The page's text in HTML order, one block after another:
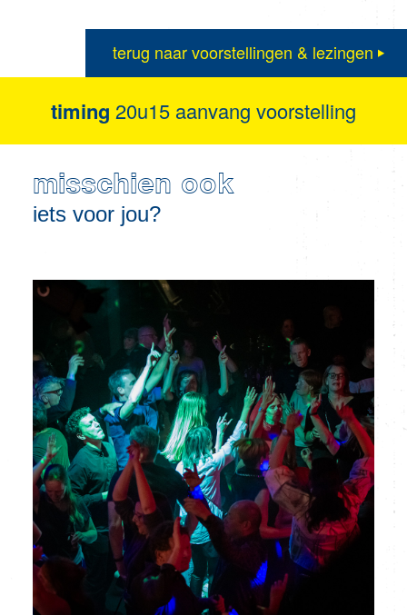
terug naar voorstellingen & lezingen
timing 20u15 aanvang voorstelling
misschien ook
iets voor jou?